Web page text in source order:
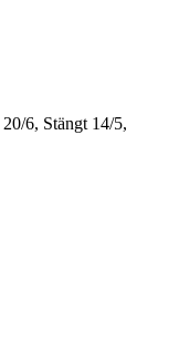
20/6, Stängt 14/5,